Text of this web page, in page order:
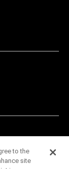
to the
site